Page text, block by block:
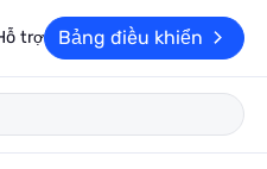
trợ Bảng điều khiển